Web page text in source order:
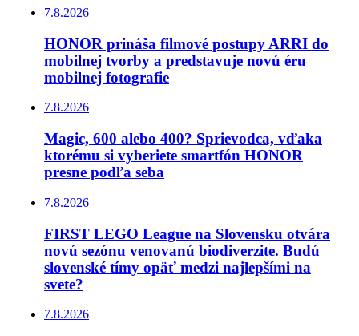
7.8.2026
HONOR prináša filmové postupy ARRI do
mobilnej tvorby a predstavuje novú éru
mobilnej fotografie
7.8.2026
Magic, 600 alebo 400? Sprievodca, vďaka
ktorému si vyberiete smartfón HONOR
presne podľa seba
7.8.2026
FIRST LEGO League na Slovensku otvára
novú sezónu venovanú biodiverzite. Budú
slovenské tímy opäť medzi najlepšími na
svete?
7.8.2026